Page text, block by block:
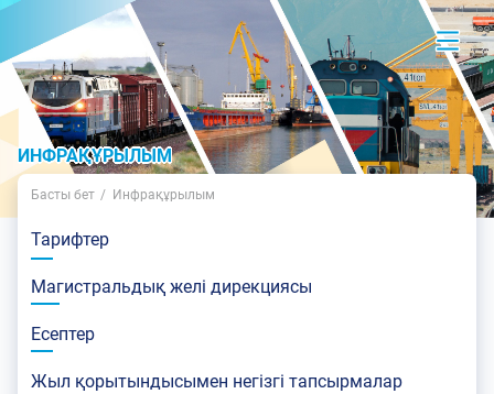
ИНФРАҚҰРЫЛЫМ
Басты бет Инфрақұрылым
Тарифтер
Магистральдық желі дирекциясы
Есептер
Жыл қорытындысымен негізгі тапсырмалар